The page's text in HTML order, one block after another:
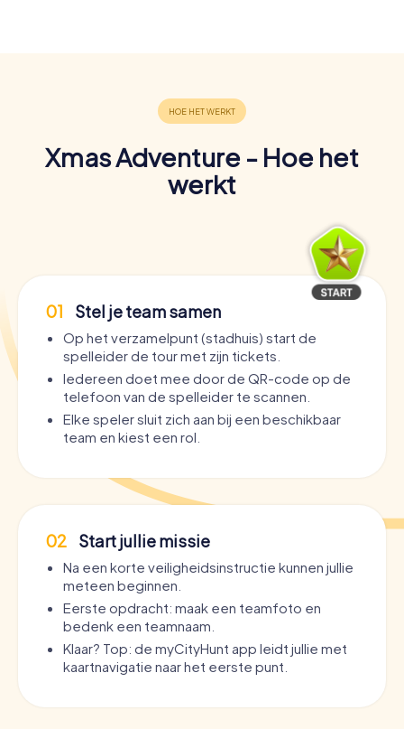
Xmas Adventure - Hoe het
werkt
01 Stel je team samen
Op het verzamelpunt (stadhuis) start de
spelleider de tour met zijn tickets.
Iedereen doet mee door de QR-code op de
telefoon van de spelleider te scannen.
Elke speler sluit zich aan bij een beschikbaar
team en kiest een rol.
02 Start jullie missie
Na een korte veiligheidsinstructie kunnen jullie
meteen beginnen.
Eerste opdracht: maak een teamfoto en
bedenk een teamnaam.
Klaar? Top: de myCityHunt app leidt jullie met
kaartnavigatie naar het eerste punt.